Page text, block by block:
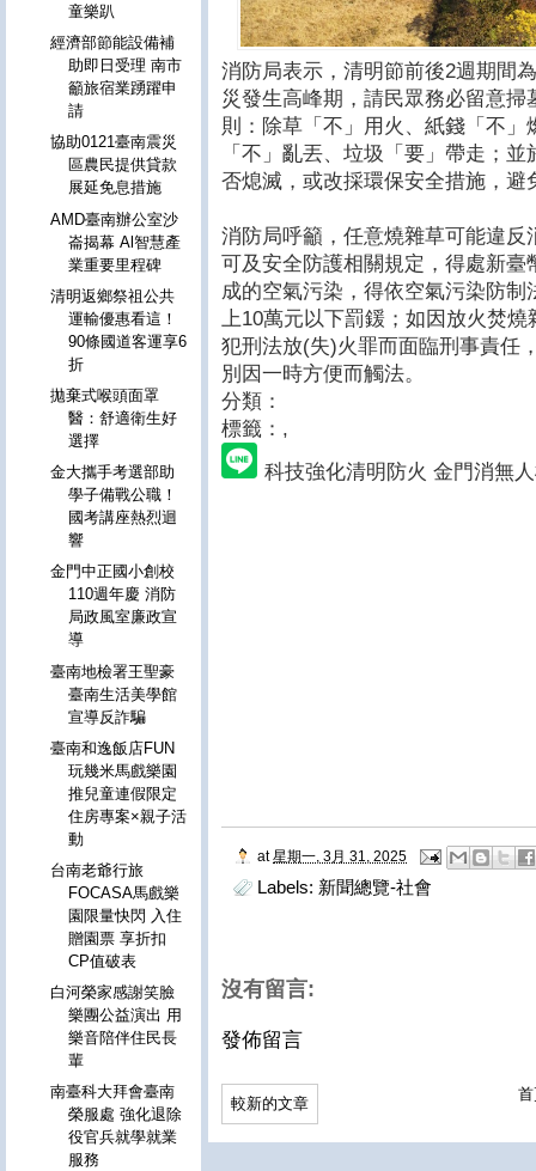
消防局表示，清明節前後2週期間
災發生高峰期，請民眾務必留意
則：除草「不」用火、紙錢「不
「不」亂丟、垃圾「要」帶走；
否熄滅，或改採環保安全措施，
消防局呼籲，任意燒雜草可能違
可及安全防護相關規定，得處新
成的空氣污染，得依空氣污染防
上10萬元以下罰鍰；如因放火焚
犯刑法放(失)火罪而面臨刑事責任
別因一時方便而觸法。
分類：
標籤： ,
科技強化清明防火 金門消無
at 星期一, 3月 31, 2025
Labels: 新聞總覽-社會
沒有留言:
發佈留言
較新的文章
童樂趴
經濟部節能設備補
助即日受理 南市
籲旅宿業踴躍申
請
協助0121臺南震災
區農民提供貸款
展延免息措施
AMD臺南辦公室沙
崙揭幕 Al智慧產
業重要里程碑
清明返鄉祭祖公共
運輸優惠看這！
90條國道客運享6
折
拋棄式喉頭面罩
醫：舒適衛生好
選擇
金大攜手考選部助
學子備戰公職！
國考講座熱烈迴
響
金門中正國小創校
110週年慶 消防
局政風室廉政宣
導
臺南地檢署王聖豪
臺南生活美學館
宣導反詐騙
臺南和逸飯店FUN
玩幾米馬戲樂園
推兒童連假限定
住房專案×親子活
動
台南老爺行旅
FOCASA馬戲樂
園限量快閃 入住
贈園票 享折扣
CP值破表
白河榮家感謝笑臉
樂團公益演出 用
樂音陪伴住民長
輩
南臺科大拜會臺南
榮服處 強化退除
役官兵就學就業
服務